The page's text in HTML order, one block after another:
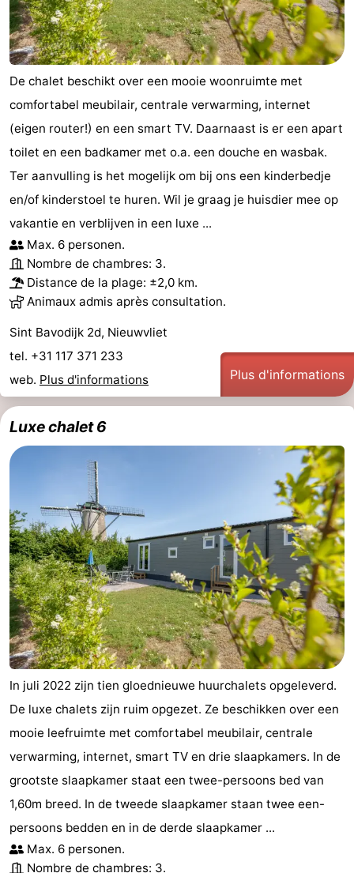
De chalet beschikt over een mooie woonruimte met
comfortabel meubilair, centrale verwarming, internet
(eigen router!) en een smart TV. Daarnaast is er een apart
toilet en een badkamer met o.a. een douche en wasbak.
Ter aanvulling is het mogelijk om bij ons een kinderbedje
en/of kinderstoel te huren. Wil je graag je huisdier mee op
vakantie en verblijven in een luxe ...
Max. 6 personen.
Nombre de chambres: 3.
Distance de la plage: ±2,0 km.
Animaux admis après consultation.
Sint Bavodijk 2d, Nieuwvliet
tel. +31 117 371 233
web. Plus d'informations Plus d'informations
Luxe chalet 6
In juli 2022 zijn tien gloednieuwe huurchalets opgeleverd.
De luxe chalets zijn ruim opgezet. Ze beschikken over een
mooie leefruimte met comfortabel meubilair, centrale
verwarming, internet, smart TV en drie slaapkamers. In de
grootste slaapkamer staat een twee-persoons bed van
1,60m breed. In de tweede slaapkamer staan twee een-
persoons bedden en in de derde slaapkamer ...
Max. 6 personen.
Nombre de chambres: 3.